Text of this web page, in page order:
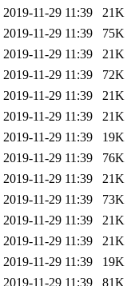
2019-11-29 11:39
21K
2019-11-29 11:39
75K
2019-11-29 11:39
21K
2019-11-29 11:39
72K
2019-11-29 11:39
21K
2019-11-29 11:39
21K
2019-11-29 11:39
19K
2019-11-29 11:39
76K
2019-11-29 11:39
21K
2019-11-29 11:39
73K
2019-11-29 11:39
21K
2019-11-29 11:39
21K
2019-11-29 11:39
19K
2019-11-29 11:39
81K